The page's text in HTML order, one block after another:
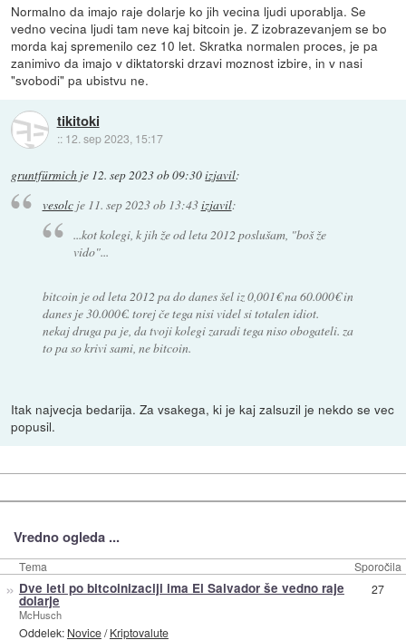
Normalno da imajo raje dolarje ko jih vecina ljudi uporablja. Se
vedno vecina ljudi tam neve kaj bitcoin je. Z izobrazevanjem se bo
morda kaj spremenilo cez 10 let. Skratka normalen proces, je pa
zanimivo da imajo v diktatorski drzavi moznost izbire, in v nasi
"svobodi" pa ubistvu ne.
tikitoki
:: 12. sep 2023, 15:17
gruntfürmich je 12. sep 2023 ob 09:30izjavil:
vesolcje 11. sep 2023 ob 13:43izjavil:
...kot kolegi, k jih že od leta 2012 poslušam, "boš že
vido"...
bitcoin je od leta 2012 pa do danes šel iz 0,001€ na 60.000€ in
danes je 30.000€. torej če tega nisi videl si totalen idiot.
nekaj druga pa je, da tvoji kolegi zaradi tega niso obogateli. za
to pa so krivi sami, ne bitcoin.
Itak najvecja bedarija. Za vsakega, ki je kaj zalsuzil je nekdo se vec
popusil.
Vredno ogleda ...
Tema Sporočila
» Dve leti po bitcoinizaciji ima El Salvador še vedno raje
dolarje
McHusch
Oddelek: Novice/Kriptovalute
27